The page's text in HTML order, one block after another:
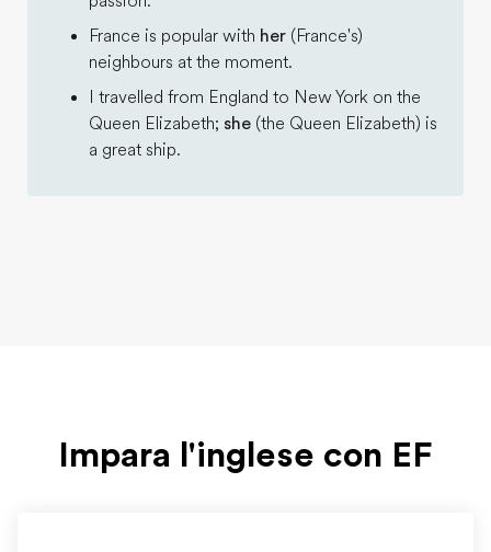
France is popular with her (France's)
neighbours at the moment.
I travelled from England to New York on the
Queen Elizabeth; she (the Queen Elizabeth) is
a great ship.
Impara l'inglese con EF